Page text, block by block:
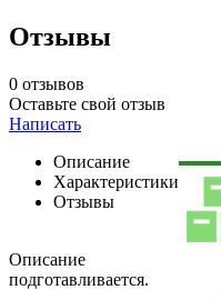
Отзывы
0 отзывов
Оставьте свой отзыв
Написать
Описание
Характеристики
Отзывы
Описание
подготавливается.